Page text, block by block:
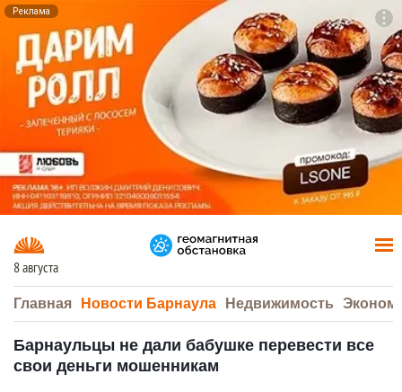
Реклама
8 августа
Главная Новости Барнаула Недвижимость
Барнаульцы не дали бабушке перевести все
свои деньги мошенникам